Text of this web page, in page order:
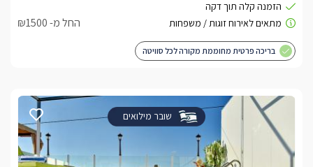
החל מ- ₪1500
בריכה פרטית מחוממת מקורה לכל סוויטה
שובר מילואים